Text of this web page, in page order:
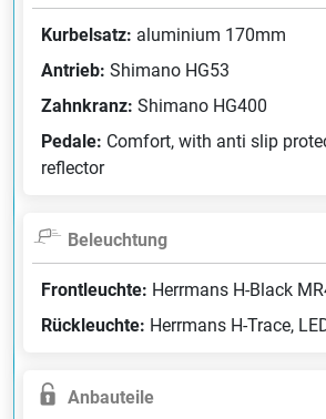
Kurbelsatz: aluminium 170mm
Antrieb: Shimano HG53
Zahnkranz: Shimano HG400
Pedale: Comfort, with anti slip
reflector
Beleuchtung
Frontleuchte: Herrmans H-Black
Rückleuchte: Herrmans H-Trace,
Anbauteile